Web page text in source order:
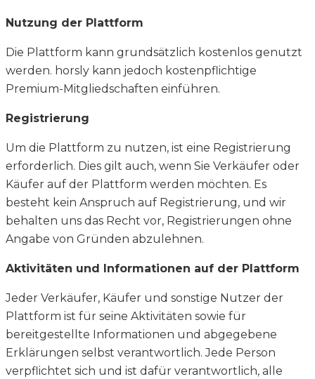
Nutzung der Plattform
Die Plattform kann grundsätzlich kostenlos genutzt
werden. horsly kann jedoch kostenpflichtige
Premium-Mitgliedschaften einführen.
Registrierung
Um die Plattform zu nutzen, ist eine Registrierung
erforderlich. Dies gilt auch, wenn Sie Verkäufer oder
Käufer auf der Plattform werden möchten. Es
besteht kein Anspruch auf Registrierung, und wir
behalten uns das Recht vor, Registrierungen ohne
Angabe von Gründen abzulehnen.
Aktivitäten und Informationen auf der Plattform
Jeder Verkäufer, Käufer und sonstige Nutzer der
Plattform ist für seine Aktivitäten sowie für
bereitgestellte Informationen und abgegebene
Erklärungen selbst verantwortlich. Jede Person
verpflichtet sich und ist dafür verantwortlich, alle